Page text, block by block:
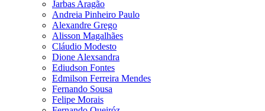
Jarbas Aragão
Andreia Pinheiro Paulo
Alexandre Grego
Alisson Magalhães
Cláudio Modesto
Dione Alexsandra
Ediudson Fontes
Edmilson Ferreira Mendes
Fernando Sousa
Felipe Morais